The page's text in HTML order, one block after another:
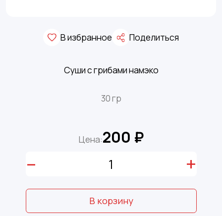
В избранное Поделиться
Суши с грибами намэко
30 гр
Цена:200 ₽
– +
В корзину